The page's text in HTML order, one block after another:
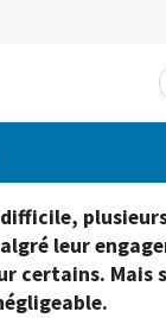
leur
certains. Mais